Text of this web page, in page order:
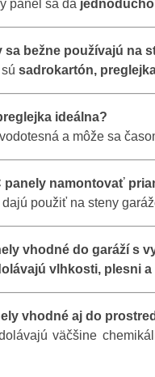
panel sa dá
sa bežne používajú na
sadrokartón,
ideálna?
a môže sa
panely namontovať
použiť na steny
vhodné do garáží s
vlhkosti, plesni
vhodné aj do
väčšine